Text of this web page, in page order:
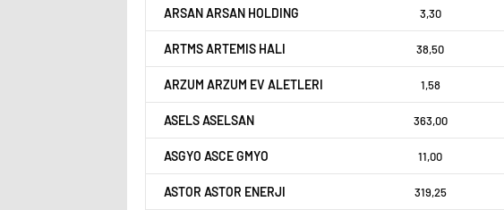
ARSAN ARSAN HOLDING 3,30
ARTMS ARTEMIS HALI 38,50
ARZUM ARZUM EV ALETLERI 1,58
ASELS ASELSAN 363,00
ASGYO ASCE GMYO 11,00
ASTOR ASTOR ENERJI 319,25